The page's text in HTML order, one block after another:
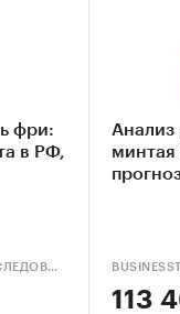
и
фри:
в РФ,
АГЕНТСТВО МАРКЕТИНГОВЫХ ИССЛЕДОВАНИЙ IMS
минтая
113